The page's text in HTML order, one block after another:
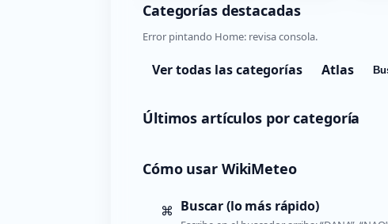
Categorías destacadas
Error pintando Home: revisa consola.
Ver todas las categorías Atlas
Últimos artículos por categoría
Cómo usar WikiMeteo
⌘ Buscar (lo más rápido)